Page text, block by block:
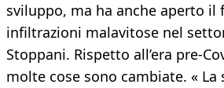
sviluppo, ma ha anche aperto il
infiltrazioni malavitose nel
Stoppani. Rispetto all’era pre-
molte cose sono cambiate. « La